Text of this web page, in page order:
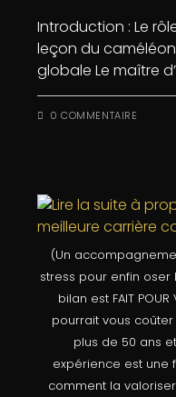
Introduction : Le
leçon du
globale Le maître
0 COMMENTAIRE
(Un
stress pour enfin oser
bilan est FAIT
pourrait vous
plus de 50 ans
expérience est une
comment la